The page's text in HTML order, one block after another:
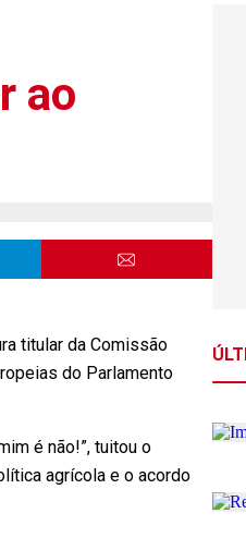
ao
titular da Comissão
do Parlamento
é não!”, tuitou o
agrícola e o acordo